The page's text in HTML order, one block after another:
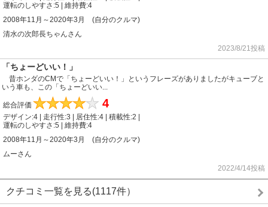
運転のしやすさ:5 | 維持費:4
2008年11月～2020年3月 (自分のクルマ)
清水の次郎長ちゃんさん
2023/8/21投稿
「ちょーどいい！」
昔ホンダのCMで「ちょーどいい！」というフレーズがありましたがキューブと
いう車も、この「ちょーどいい...
総合評価 ★★★★★ 4
デザイン:4 | 走行性:3 | 居住性:4 | 積載性:2 |
運転のしやすさ:5 | 維持費:4
2008年11月～2020年3月 (自分のクルマ)
ムーさん
2022/4/14投稿
クチコミ一覧を見る(1117件）